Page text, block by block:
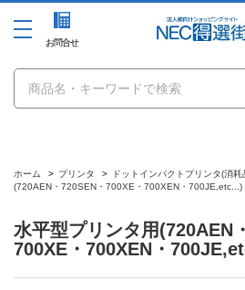
お問合せ
ホーム > プリンタ > ドットインパクトプリンタ(消
(720AEN・720SEN・700XE・700XEN・700JE,etc...)
水平型プリンタ用(720AEN
700XE・700XEN・